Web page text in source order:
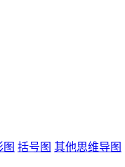
图 括号图 其他思维导图